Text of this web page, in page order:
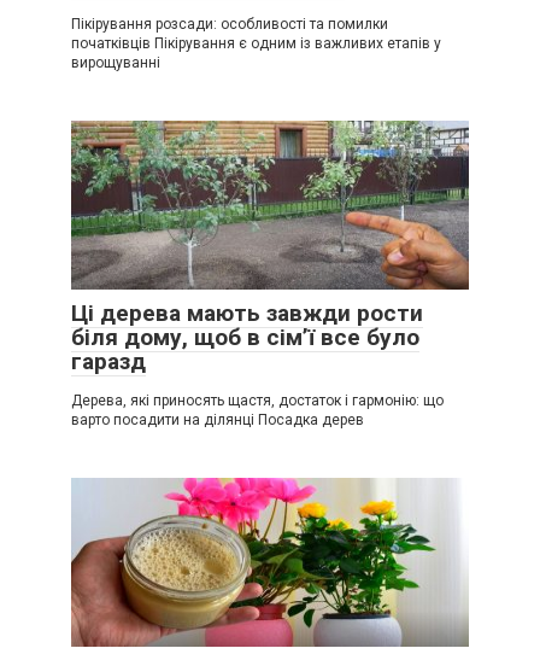
Пікірування розсади: особливості та помилки
початківців Пікірування є одним із важливих етапів у
вирощуванні
Ці дерева мають завжди рости
біля дому, щоб в сім’ї все було
гаразд
Дерева, які приносять щастя, достаток і гармонію: що
варто посадити на ділянці Посадка дерев